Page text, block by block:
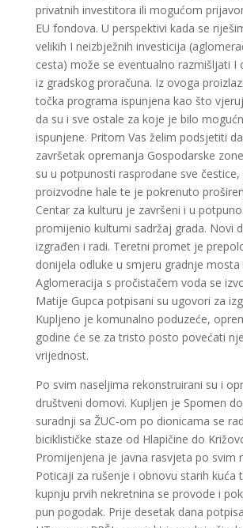
privatnih investitora ili mogućom
EU fondova. U perspektivi kada se
velikih I neizbježnih investicija
cesta) može se eventualno razmišljati I
iz gradskog proračuna. Iz ovoga
točka programa ispunjena kao što
da su i sve ostale za koje je bilo
ispunjene. Pritom Vas želim podsjetiti
završetak opremanja Gospodarske
su u potpunosti rasprodane sve čestice,
proizvodne hale te je pokrenuto
Centar za kulturu je završeni i u
promijenio kulturni sadržaj grada. Novi
izgrađen i radi. Teretni promet je
donijela odluke u smjeru gradnje mosta
Aglomeracija s pročistačem voda se
Matije Gupca potpisani su ugovori za
Kupljeno je komunalno poduzeće,
godine će se za tristo posto povećati
vrijednost.
Po svim naseljima rekonstruirani su i
društveni domovi. Kupljen je Spomen
suradnji sa ŽUC-om po dionicama se
biciklističke staze od Hlapičine do
Promijenjena je javna rasvjeta po svim
Poticaji za rušenje i obnovu starih kuća
kupnju prvih nekretnina se provode i
pun pogodak. Prije desetak dana